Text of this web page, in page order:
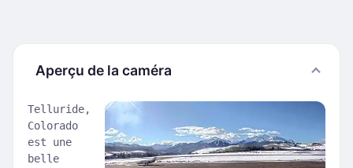
Aperçu de la caméra
Telluride,
Colorado
est une
belle